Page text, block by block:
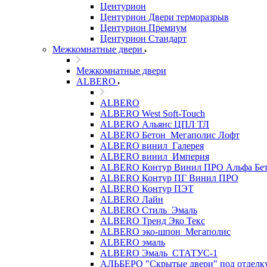
Центурион
Центурион Двери терморазрыв
Центурион Премиум
Центурион Стандарт
Межкомнатные двери
Межкомнатные двери
ALBERO
ALBERO
ALBERO West Soft-Touch
ALBERO Альянс ЦПЛ ТЛ
ALBERO Бетон_Мегаполис Лофт
ALBERO винил_Галерея
ALBERO винил_Империя
ALBERO Контур Винил ПРО Альфа
ALBERO Контур ПГ Винил ПРО
ALBERO Контур ПЭТ
ALBERO Лайн
ALBERO Стиль_Эмаль
ALBERO Тренд Эко Текс
ALBERO эко-шпон_Мегаполис
ALBERO эмаль
ALBERO Эмаль_СТАТУС-1
АЛЬБЕРО "Скрытые двери" под